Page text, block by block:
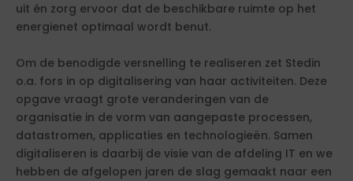
uit én zorg ervoor dat de beschikbare ruimte op het
energienet optimaal wordt benut.
Om de benodigde versnelling te realiseren zet Stedin
o.a. fors in op digitalisering van haar activiteiten. Deze
opgave vraagt grote veranderingen van de
organisatie in de vorm van aangepaste processen,
datastromen, applicaties en technologieën. Samen
digitaliseren is daarbij de visie van de afdeling IT en we
hebben de afgelopen jaren de slag gemaakt naar een